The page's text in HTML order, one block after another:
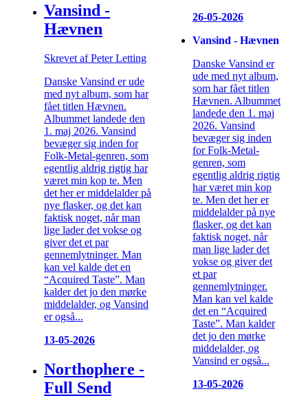
Vansind -
Hævnen
Skrevet af Peter Letting
Danske Vansind er ude
med nyt album, som har
fået titlen Hævnen.
Albummet landede den
1. maj 2026. Vansind
bevæger sig inden for
Folk-Metal-genren, som
egentlig aldrig rigtig har
været min kop te. Men
det her er middelalder på
nye flasker, og det kan
faktisk noget, når man
lige lader det vokse og
giver det et par
gennemlytninger. Man
kan vel kalde det en
“Acquired Taste”. Man
kalder det jo den mørke
middelalder, og Vansind
er også...
13-05-2026
Northophere -
Full Send
26-05-2026
Vansind - Hævnen
Danske Vansind er
ude med nyt album,
som har fået titlen
Hævnen. Albummet
landede den 1. maj
2026. Vansind
bevæger sig inden
for Folk-Metal-
genren, som
egentlig aldrig rigtig
har været min kop
te. Men det her er
middelalder på nye
flasker, og det kan
faktisk noget, når
man lige lader det
vokse og giver det
et par
gennemlytninger.
Man kan vel kalde
det en “Acquired
Taste”. Man kalder
det jo den mørke
middelalder, og
Vansind er også...
13-05-2026